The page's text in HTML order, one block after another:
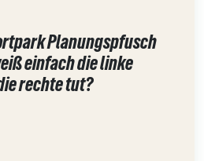
Planungspfusch
einfach die linke
rechte tut?